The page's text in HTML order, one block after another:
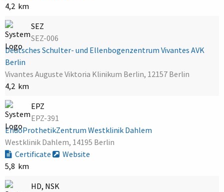
4,2 km
SEZ
SEZ-006
Deutsches Schulter- und Ellenbogenzentrum Vivantes AVK
Berlin
Vivantes Auguste Viktoria Klinikum Berlin, 12157 Berlin
4,2 km
EPZ
EPZ-391
EndoProthetikZentrum Westklinik Dahlem
Westklinik Dahlem, 14195 Berlin
Certificate
Website
5,8 km
HD, NSK